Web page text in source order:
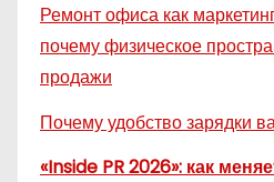
Ремонт офиса как
почему физическое
продажи
Почему удобство зарядки
«Inside PR 2026»: как